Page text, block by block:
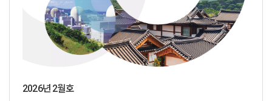
2026년 2월호